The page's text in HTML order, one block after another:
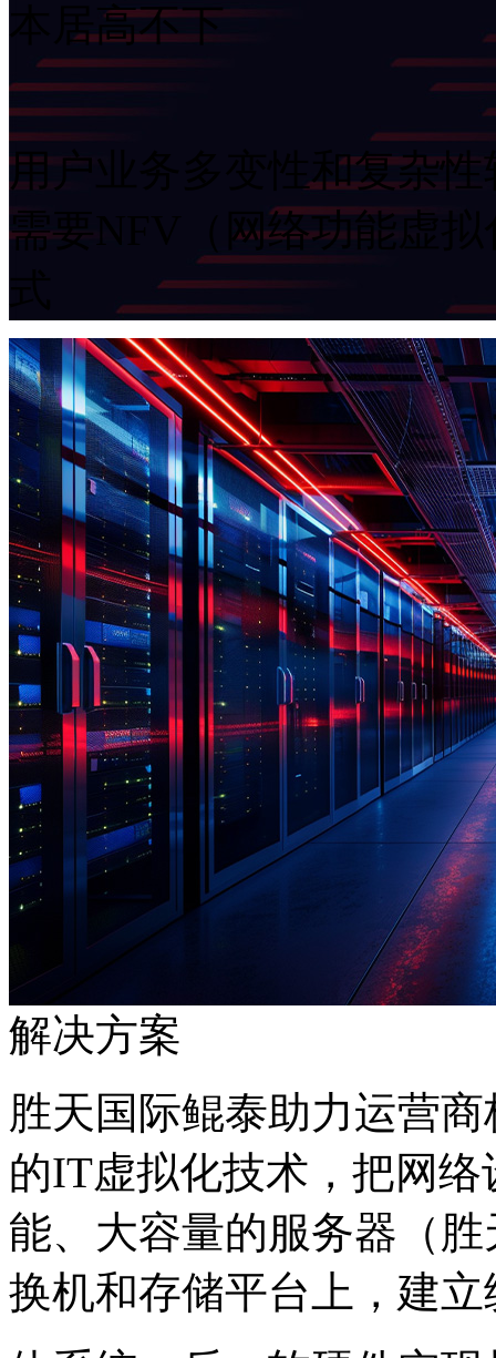
本居高不下
用户业务多变性和复杂性较
需要NFV（网络功能虚
解决方案
胜天国际鲲泰助力运营商
的IT虚拟化技术，把
能、大容量的服务器（
换机和存储平台上，建